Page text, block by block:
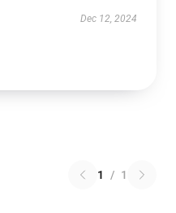
Dec 12, 2024
1 / 1